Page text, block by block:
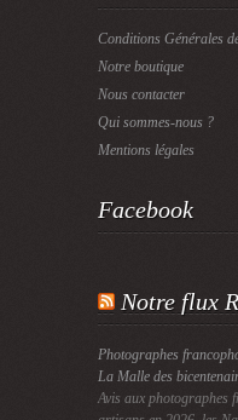
Conditions Générales
Notre boutique
Nous contacter
Qui sommes-nous ?
Mentions légales
Facebook
Notre flux
Photographes
La Malle des
Avis aux photographes